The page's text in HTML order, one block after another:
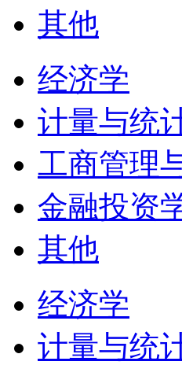
其他
经济学
计量与统
工商管理
金融投资
其他
经济学
计量与统